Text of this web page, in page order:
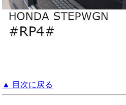
▲ 目次に戻る